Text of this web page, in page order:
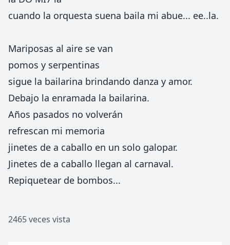
cuando la orquesta suena baila mi abue... ee..la.
Mariposas al aire se van
pomos y serpentinas
sigue la bailarina brindando danza y amor.
Debajo la enramada la bailarina.
Años pasados no volverán
refrescan mi memoria
jinetes de a caballo en un solo galopar.
Jinetes de a caballo llegan al carnaval.
Repiquetear de bombos...
2465 veces vista